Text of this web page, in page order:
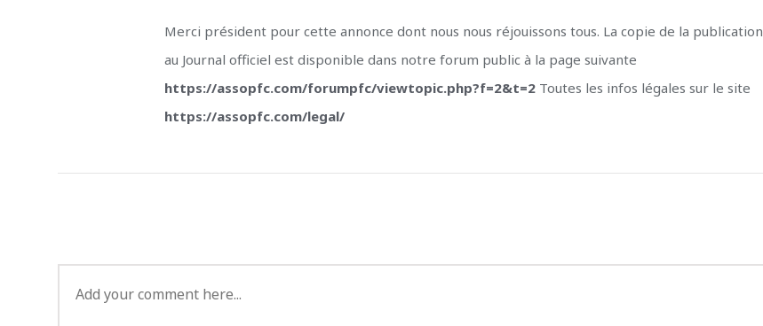
Merci président pour cette annonce dont nous nous réjouissons tous. La copie de la publication
au Journal officiel est disponible dans notre forum public à la page suivante
https://assopfc.com/forumpfc/viewtopic.php?f=2&t=2 Toutes les infos légales sur le site
https://assopfc.com/legal/